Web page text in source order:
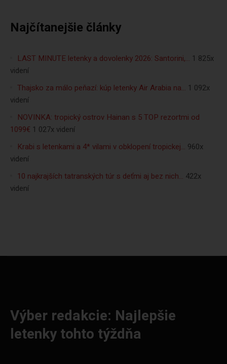
Najčítanejšie články
LAST MINUTE letenky a dovolenky 2026: Santorini,… 1 825x
videní
Thajsko za málo peňazí: kúp letenky Air Arabia na… 1 092x
videní
NOVINKA: tropický ostrov Hainan s 5 TOP rezortmi od
1099€ 1 027x videní
Krabi s letenkami a 4* vilami v obklopení tropickej… 960x
videní
10 najkrajších tatranských túr s deťmi aj bez nich… 422x
videní
Výber redakcie: Najlepšie
letenky tohto týždňa